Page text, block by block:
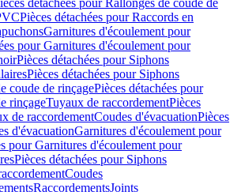
détachées pour Rallonges de coude de
Pièces détachées pour Raccords en
Garnitures d'écoulement pour
pour Garnitures d'écoulement pour
Pièces détachées pour Siphons
Pièces détachées pour Siphons
coude de rinçagePièces détachées pour
rinçageTuyaux de raccordementPièces
de raccordementCoudes d'évacuationPièces
d'évacuationGarnitures d'écoulement pour
pour Garnitures d'écoulement pour
Pièces détachées pour Siphons
Coudes
RaccordementsJoints